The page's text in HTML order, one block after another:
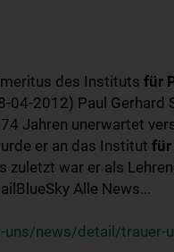
des Instituts für
04-2012) Paul
Jahren unerwartet
er an das Institut für
war er als
Alle News...
news/detail/trauer-